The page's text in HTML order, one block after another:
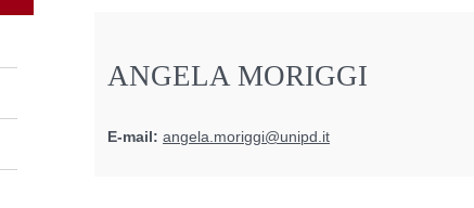
ANGELA MORIGGI
E-mail: angela.moriggi@unipd.it